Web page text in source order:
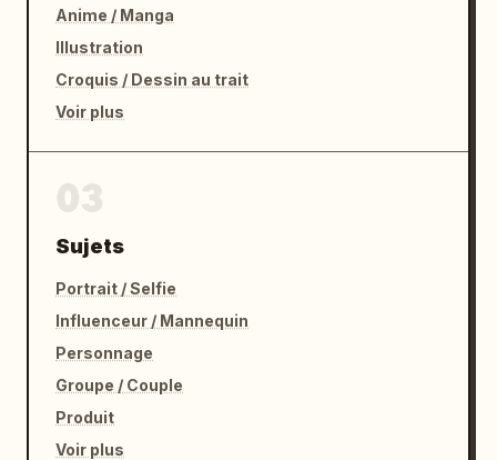
Anime / Manga
Illustration
Croquis / Dessin au trait
Voir plus
Sujets
Portrait / Selfie
Influenceur / Mannequin
Personnage
Groupe / Couple
Produit
Voir plus